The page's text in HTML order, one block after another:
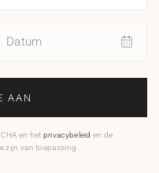
Datum
AAN
en het privacybeleid en de
zijn van toepassing.